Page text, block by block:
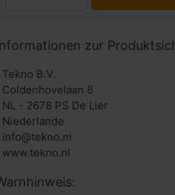
zur
Tekno B.V.
Coldenhovelaan 8
NL - 2678 PS De Lier
Niederlande
info@tekno.nl
www.tekno.nl